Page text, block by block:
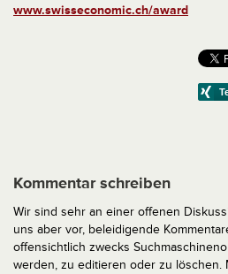
www.swisseconomic.ch/award
Kommentar schreiben
Wir sind sehr an einer offenen
uns aber vor, beleidigende
offensichtlich zwecks
werden, zu editieren oder zu löschen.